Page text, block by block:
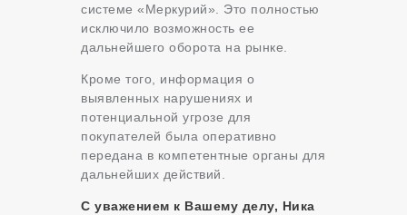
системе «Меркурий». Это полностью
исключило возможность ее
дальнейшего оборота на рынке.
Кроме того, информация о
выявленных нарушениях и
потенциальной угрозе для
покупателей была оперативно
передана в компетентные органы для
дальнейших действий.
С уважением к Вашему делу, Ника